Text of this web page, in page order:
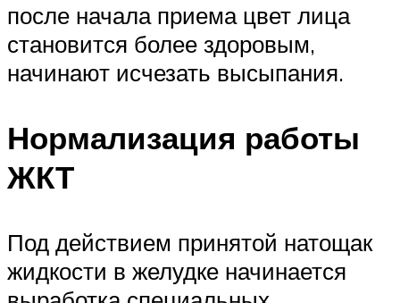
после начала приема цвет лица
становится более здоровым,
начинают исчезать высыпания.
Нормализация работы
ЖКТ
Под действием принятой натощак
жидкости в желудке начинается